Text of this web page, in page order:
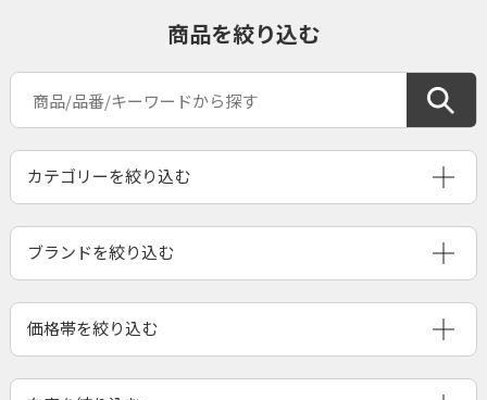
商品を絞り込む
ブランドを絞り込む